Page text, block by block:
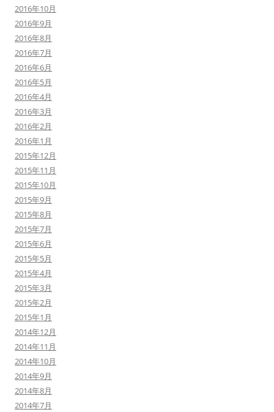
2016年10月
2016年9月
2016年8月
2016年7月
2016年6月
2016年5月
2016年4月
2016年3月
2016年2月
2016年1月
2015年12月
2015年11月
2015年10月
2015年9月
2015年8月
2015年7月
2015年6月
2015年5月
2015年4月
2015年3月
2015年2月
2015年1月
2014年12月
2014年11月
2014年10月
2014年9月
2014年8月
2014年7月